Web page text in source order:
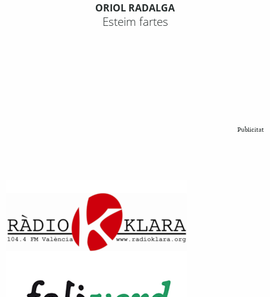
ORIOL RADALGA
Esteim fartes
Publicitat